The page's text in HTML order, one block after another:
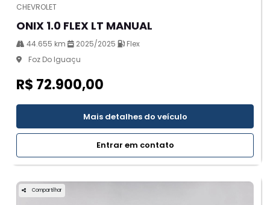
CHEVROLET
ONIX 1.0 FLEX LT MANUAL
44.655 km 2025/2025
Flex
Foz Do Iguaçu
R$ 72.900,00
Mais detalhes do veículo
Entrar em contato
Compartilhar